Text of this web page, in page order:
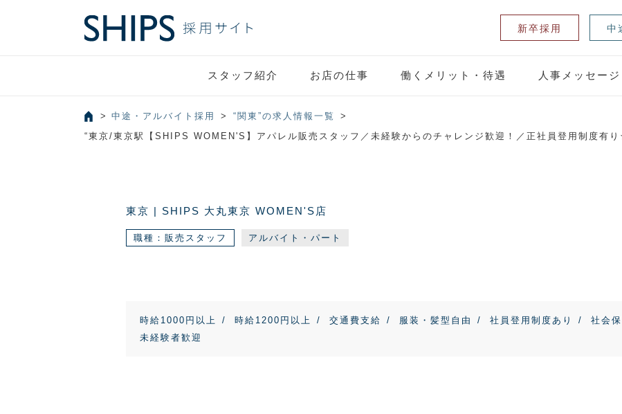
新卒採用 中
スタッフ紹介 お店の仕事 働くメリット・待遇 人事メッセージ
中途・アルバイト採用
“関東”の求人情報一覧
“東京/東京駅【SHIPS WOMEN'S】アパレル販売スタッフ／未経験からのチャレンジ歓迎！／正社員登用制度有
東京 | SHIPS 大丸東京 WOMEN'S店
職種：販売スタッフ アルバイト・パート
時給1000円以上 時給1200円以上 交通費支給 服装・髪型自由 社員登用制度あり 社会
未経験者歓迎